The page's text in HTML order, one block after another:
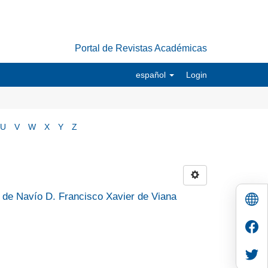
Portal de Revistas Académicas
español Login
U V W X Y Z
Navío D. Francisco Xavier de Viana